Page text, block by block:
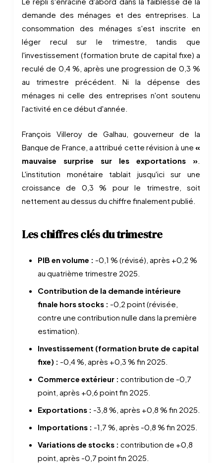
demande des ménages et des entreprises. La
consommation des ménages s'est inscrite en
léger recul sur le trimestre, tandis que
l'investissement (formation brute de capital fixe) a
reculé de 0,4 %, après une progression de 0,3 %
au trimestre précédent. Ni la dépense des
ménages ni celle des entreprises n'ont soutenu
l'activité en ce début d'année.
François Villeroy de Galhau, gouverneur de la
Banque de France, a attribué cette révision à une «
mauvaise surprise sur les exportations ».
L'institution monétaire tablait jusqu'ici sur une
croissance de 0,3 % pour le trimestre, soit
nettement au dessus du chiffre finalement publié.
Les chiffres clés du trimestre
PIB en volume : -0,1 % (révisé), après +0,2 %
au quatrième trimestre 2025.
Contribution de la demande intérieure
finale hors stocks : -0,2 point (révisée,
contre une contribution nulle dans la première
estimation).
Investissement (formation brute de capital
fixe) : -0,4 %, après +0,3 % fin 2025.
Commerce extérieur : contribution de -0,7
point, après +0,6 point fin 2025.
Exportations : -3,8 %, après +0,8 % fin 2025.
Importations : -1,7 %, après -0,8 % fin 2025.
Variations de stocks : contribution de +0,8
point, après -0,7 point fin 2025.